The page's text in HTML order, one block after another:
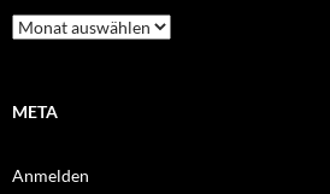
Archiv
META
Anmelden